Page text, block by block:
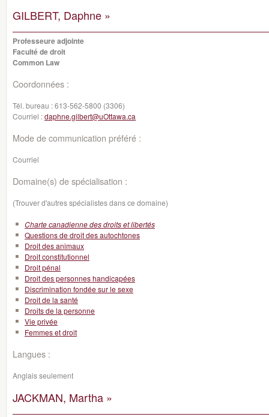
GILBERT, Daphne »
Professeure adjointe
Faculté de droit
Common Law
Coordonnées :
Tél. bureau :613-562-5800 (3306)
Courriel :daphne.gilbert@uOttawa.ca
Mode de communication préféré :
Courriel
Domaine(s) de spécialisation :
(Trouver d'autres spécialistes dans ce domaine)
Charte canadienne des droits et libertés
Questions de droit des autochtones
Droit des animaux
Droit constitutionnel
Droit pénal
Droit des personnes handicapées
Discrimination fondée sur le sexe
Droit de la santé
Droits de la personne
Vie privée
Femmes et droit
Langues :
Anglais seulement
JACKMAN, Martha »